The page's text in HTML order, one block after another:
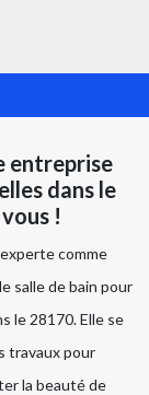
entreprise
dans le
!
comme
salle de bain pour
le 28170. Elle se
travaux pour
la beauté de